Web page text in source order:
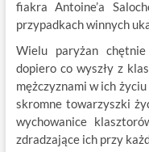
fiakra Antoine’a
przypadkach winnych
Wielu paryżan
dopiero co wyszły z
mężczyznami w ich
skromne towarzyszki
wychowanice
zdradzające ich przy